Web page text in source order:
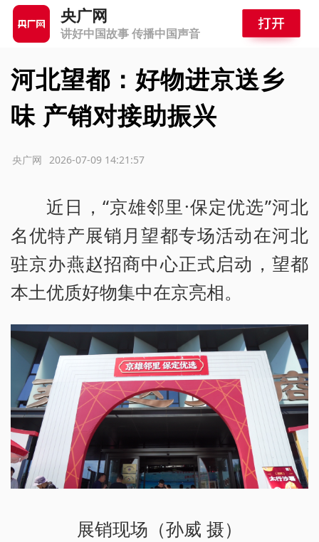
央广网
讲好中国故事 传播中国声音
河北望都：好物进京送乡
味 产销对接助振兴
2026-07-09 14:21:57
央广网
近日，“京雄邻里·保定优选”河北
名优特产展销月望都专场活动在河北
驻京办燕赵招商中心正式启动，望都
本土优质好物集中在京亮相。
展销现场（孙威 摄）